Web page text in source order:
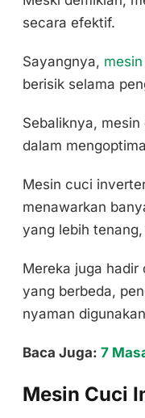
secara efektif.
Sayangnya,
berisik selama
Sebaliknya,
dalam
Mesin cuci
menawarkan
yang lebih
Mereka juga
yang berbeda,
nyaman
Baca Juga: 7
Mesin Cuci